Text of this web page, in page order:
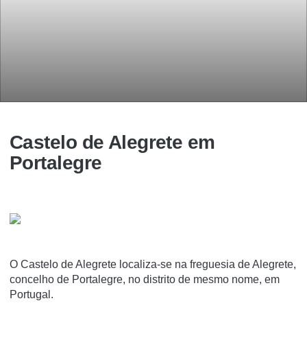
Castelo de Alegrete em
Portalegre
O Castelo de Alegrete localiza-se na freguesia de Alegrete,
concelho de Portalegre, no distrito de mesmo nome, em
Portugal.